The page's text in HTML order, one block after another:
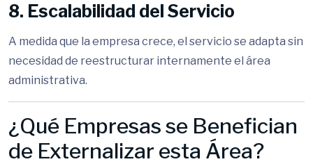
8. Escalabilidad del Servicio
A medida que la empresa crece, el servicio se adapta sin
necesidad de reestructurar internamente el área
administrativa.
¿Qué Empresas se Benefician
de Externalizar esta Área?